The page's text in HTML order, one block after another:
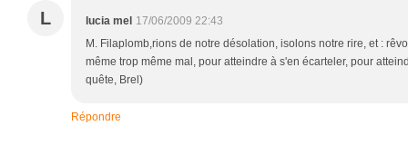
L lucia mel 17/06/2009 22:43
M. Filaplomb,rions de notre désolation, isolons notre rire, et :
même trop même mal, pour atteindre à s'en écarteler, pour
quête, Brel)
Répondre